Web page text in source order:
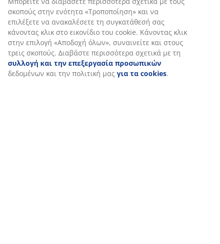
Αποστολή
σκοπούς στην ενότητα «Τροποποίηση» και να
επιλέξετε να ανακαλέσετε τη συγκατάθεσή σας
κάνοντας κλικ στο εικονίδιο του cookie. Κάνοντας κλικ
στην επιλογή «Αποδοχή όλων», συναινείτε και στους
τρεις σκοπούς. Διαβάστε περισσότερα σχετικά με τη
συλλογή και την επεξεργασία προσωπικών
δεδομένων και την πολιτική μας για τα cookies.